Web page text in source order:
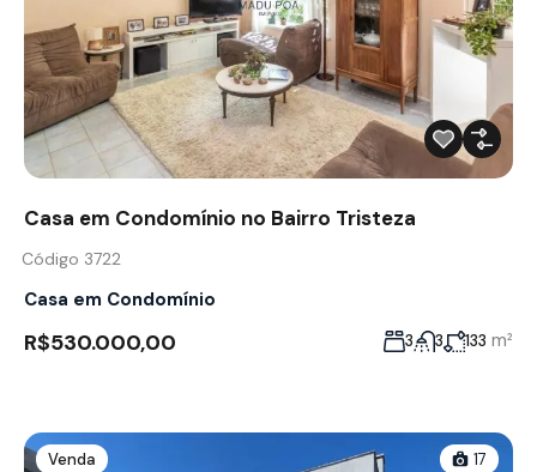
Casa em Condomínio no Bairro Tristeza
Código 3722
Casa em Condomínio
R$530.000,00 3 3 133 m²
Venda 17